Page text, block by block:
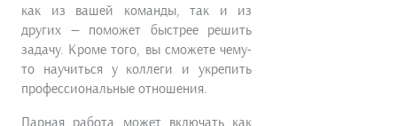
как из вашей команды, так и из
других — поможет быстрее решить
задачу. Кроме того, вы сможете чему-
то научиться у коллеги и укрепить
профессиональные отношения.
Парная работа может включать как